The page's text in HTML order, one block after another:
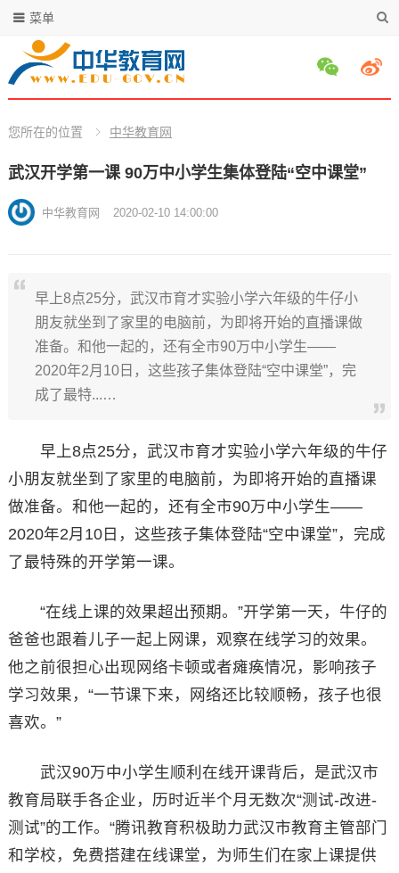
菜单
您所在的位置 中华教育网
武汉开学第一课 90万中小学生集体登陆“空中课堂”
中华教育网 2020-02-10 14:00:00
早上8点25分，武汉市育才实验小学六年级的牛仔小
朋友就坐到了家里的电脑前，为即将开始的直播课做
准备。和他一起的，还有全市90万中小学生——
2020年2月10日，这些孩子集体登陆“空中课堂”，完
成了最特...…
早上8点25分，武汉市育才实验小学六年级的牛仔
小朋友就坐到了家里的电脑前，为即将开始的直播课
做准备。和他一起的，还有全市90万中小学生——
2020年2月10日，这些孩子集体登陆“空中课堂”，完成
了最特殊的开学第一课。
“在线上课的效果超出预期。”开学第一天，牛仔的
爸爸也跟着儿子一起上网课，观察在线学习的效果。
他之前很担心出现网络卡顿或者瘫痪情况，影响孩子
学习效果，“一节课下来，网络还比较顺畅，孩子也很
喜欢。”
武汉90万中小学生顺利在线开课背后，是武汉市
教育局联手各企业，历时近半个月无数次“测试-改进-
测试”的工作。“腾讯教育积极助力武汉市教育主管部门
和学校，免费搭建在线课堂，为师生们在家上课提供